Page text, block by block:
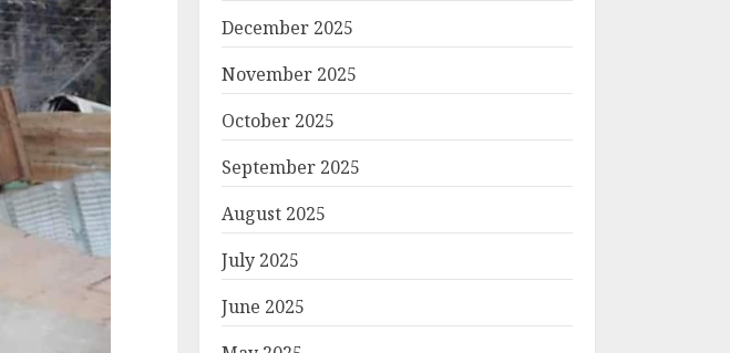
December 2025
November 2025
October 2025
September 2025
August 2025
July 2025
June 2025